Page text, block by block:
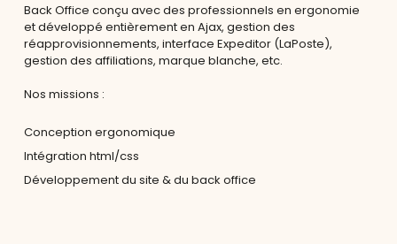
Back Office conçu avec des professionnels en ergonomie
et développé entièrement en Ajax, gestion des
réapprovisionnements, interface Expeditor (LaPoste),
gestion des affiliations, marque blanche, etc.
Nos missions :
Conception ergonomique
Intégration html/css
Développement du site & du back office